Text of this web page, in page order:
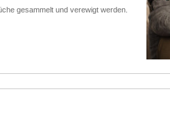
gesammelt und verewigt werden.